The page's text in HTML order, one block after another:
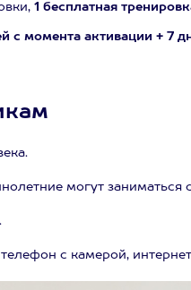
1 бесплатная
с момента активации + 7
могут заниматься
с камерой,